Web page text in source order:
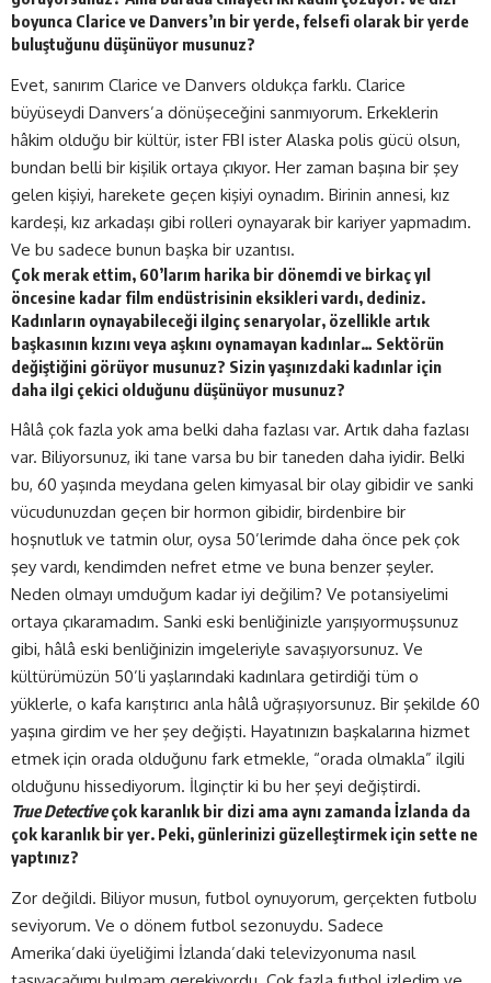
boyunca Clarice ve Danvers’ın bir yerde, felsefi olarak bir yerde
buluştuğunu düşünüyor musunuz?
Evet, sanırım Clarice ve Danvers oldukça farklı. Clarice
büyüseydi Danvers’a dönüşeceğini sanmıyorum. Erkeklerin
hâkim olduğu bir kültür, ister FBI ister Alaska polis gücü olsun,
bundan belli bir kişilik ortaya çıkıyor. Her zaman başına bir şey
gelen kişiyi, harekete geçen kişiyi oynadım. Birinin annesi, kız
kardeşi, kız arkadaşı gibi rolleri oynayarak bir kariyer yapmadım.
Ve bu sadece bunun başka bir uzantısı.
Çok merak ettim, 60’larım harika bir dönemdi ve birkaç yıl
öncesine kadar film endüstrisinin eksikleri vardı, dediniz.
Kadınların oynayabileceği ilginç senaryolar, özellikle artık
başkasının kızını veya aşkını oynamayan kadınlar… Sektörün
değiştiğini görüyor musunuz? Sizin yaşınızdaki kadınlar için
daha ilgi çekici olduğunu düşünüyor musunuz?
Hâlâ çok fazla yok ama belki daha fazlası var. Artık daha fazlası
var. Biliyorsunuz, iki tane varsa bu bir taneden daha iyidir. Belki
bu, 60 yaşında meydana gelen kimyasal bir olay gibidir ve sanki
vücudunuzdan geçen bir hormon gibidir, birdenbire bir
hoşnutluk ve tatmin olur, oysa 50’lerimde daha önce pek çok
şey vardı, kendimden nefret etme ve buna benzer şeyler.
Neden olmayı umduğum kadar iyi değilim? Ve potansiyelimi
ortaya çıkaramadım. Sanki eski benliğinizle yarışıyormuşsunuz
gibi, hâlâ eski benliğinizin imgeleriyle savaşıyorsunuz. Ve
kültürümüzün 50’li yaşlarındaki kadınlara getirdiği tüm o
yüklerle, o kafa karıştırıcı anla hâlâ uğraşıyorsunuz. Bir şekilde 60
yaşına girdim ve her şey değişti. Hayatınızın başkalarına hizmet
etmek için orada olduğunu fark etmekle, “orada olmakla” ilgili
olduğunu hissediyorum. İlginçtir ki bu her şeyi değiştirdi.
True Detectiveçok karanlık bir dizi ama aynı zamanda İzlanda da
çok karanlık bir yer. Peki, günlerinizi güzelleştirmek için sette ne
yaptınız?
Zor değildi. Biliyor musun, futbol oynuyorum, gerçekten futbolu
seviyorum. Ve o dönem futbol sezonuydu. Sadece
Amerika’daki üyeliğimi İzlanda’daki televizyonuma nasıl